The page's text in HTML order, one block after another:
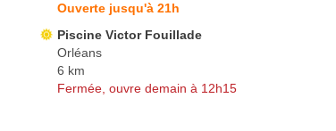
Ouverte jusqu'à 21h
Piscine Victor Fouillade
Orléans
6 km
Fermée, ouvre demain à 12h15